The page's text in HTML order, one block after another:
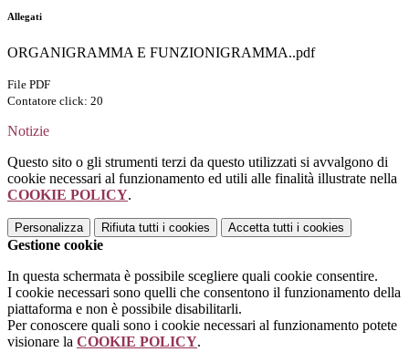
Allegati
ORGANIGRAMMA E FUNZIONIGRAMMA..pdf
File PDF
Contatore click: 20
Notizie
Questo sito o gli strumenti terzi da questo utilizzati si avvalgono di
cookie necessari al funzionamento ed utili alle finalità illustrate nella
COOKIE POLICY.
Personalizza Rifiuta tutti i cookies Accetta tutti i cookies
Gestione cookie
In questa schermata è possibile scegliere quali cookie consentire.
I cookie necessari sono quelli che consentono il funzionamento della
piattaforma e non è possibile disabilitarli.
Per conoscere quali sono i cookie necessari al funzionamento potete
visionare la COOKIE POLICY.